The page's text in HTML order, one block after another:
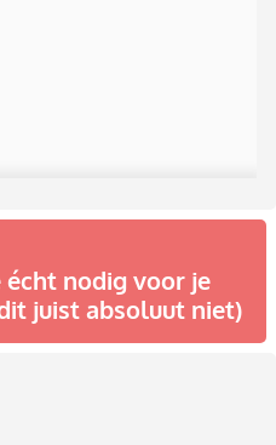
écht nodig voor je
juist absoluut niet)